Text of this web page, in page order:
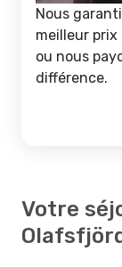
Nous
meilleur prix
ou nous
différence.
Votre